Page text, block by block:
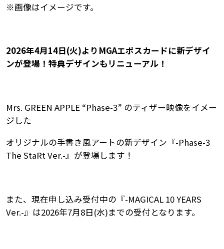
※画像はイメージです。
2026年4月14日(火)よりMGAエポスカードに新デザイ
ンが登場！特典デザインもリニューアル！
Mrs. GREEN APPLE “Phase-3” のティザー映像をイメー
ジした
オリジナルの手書き風アートの新デザイン『-Phase-3
The StaRt Ver.-』が登場します！
また、現在申し込み受付中の『-MAGICAL 10 YEARS
Ver.-』は2026年7月8日(水)までの受付となります。